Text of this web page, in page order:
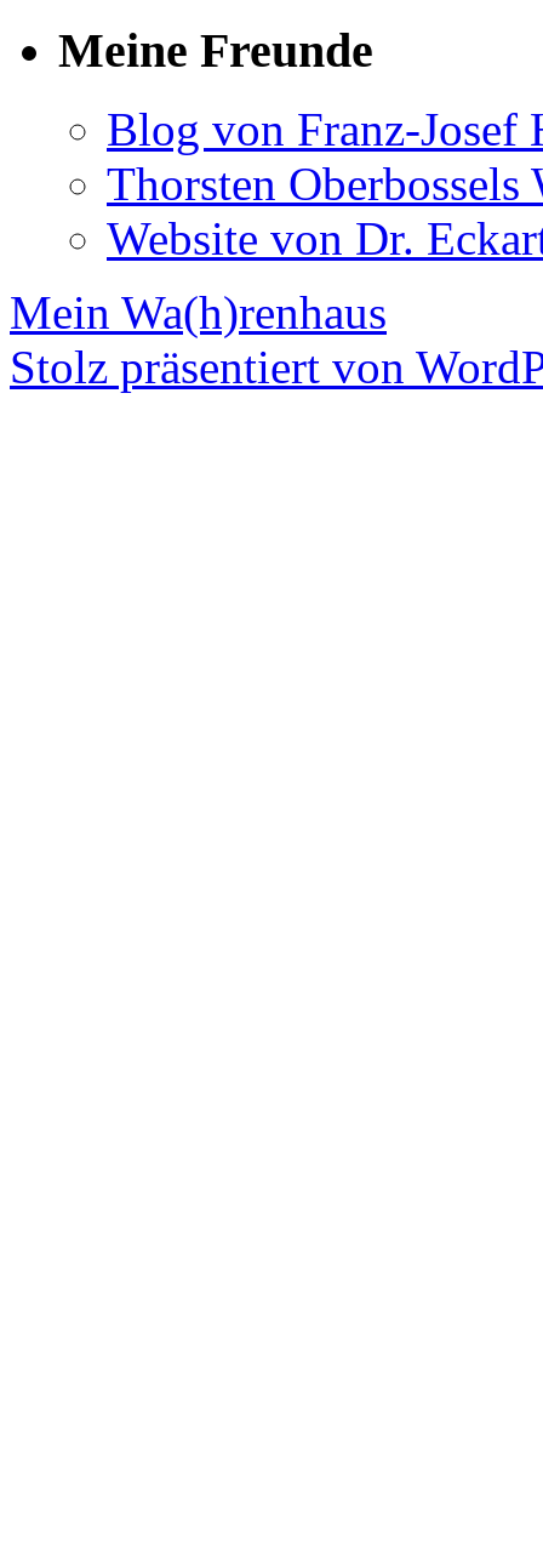
Meine Freunde
Blog von Franz-Josef
Thorsten Oberbossels
Website von Dr.
Mein Wa(h)renhaus
Stolz präsentiert von